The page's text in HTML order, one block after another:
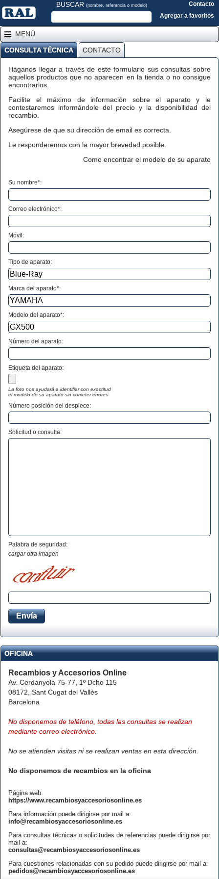
BUSCAR (nombre, referencia o modelo)
Contacto
Agregar a favoritos
MENÚ
CONSULTA TÉCNICA CONTACTO
Háganos llegar a través de este formulario sus consultas sobre
aquellos productos que no aparecen en la tienda o no consigue
encontrarlos.
Facilite el máximo de información sobre el aparato y le
contestaremos informándole del precio y la disponibilidad del
recambio.
Asegúrese de que su dirección de email es correcta.
Le responderemos con la mayor brevedad posible.
Como encontrar el modelo de su aparato
Su nombre*:
Correo electrónico*:
Móvil:
Tipo de aparato:
Marca del aparato*:
Modelo del aparato*:
Número del aparato:
Etiqueta del aparato:
La foto nos ayudará a identifiar con exactitud
el modelo de su aparato sin cometer errores
Número posición del despiece:
Solicitud o consulta:
Palabra de seguridad:
cargar otra imagen
OFICINA
Recambios y Accesorios Online
Av. Cerdanyola 75-77, 1º Dcho 115
08172, Sant Cugat del Vallès
Barcelona
No disponemos de teléfono, todas las consultas se realizan
mediante correo electrónico.
No se atienden visitas ni se realizan ventas en esta dirección.
No disponemos de recambios en la oficina
Página web:
https://www.recambiosyaccesoriosonline.es
Para información puede dirigirse por mail a:
info@recambiosyaccesoriosonline.es
Para consultas técnicas o solicitudes de referencias puede dirigirse por
mail a:
consultas@recambiosyaccesoriosonline.es
Para cuestiones relacionadas con su pedido puede dirigirse por mail a:
pedidos@recambiosyaccesoriosonline.es